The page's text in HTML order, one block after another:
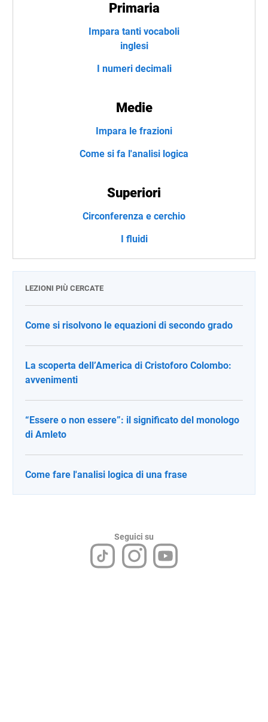
Primaria
Impara tanti vocaboli
inglesi
I numeri decimali
Medie
Impara le frazioni
Come si fa l'analisi logica
Superiori
Circonferenza e cerchio
I fluidi
LEZIONI PIÙ CERCATE
Come si risolvono le equazioni di secondo grado
La scoperta dell’America di Cristoforo Colombo:
avvenimenti
“Essere o non essere”: il significato del monologo
di Amleto
Come fare l'analisi logica di una frase
Seguici su